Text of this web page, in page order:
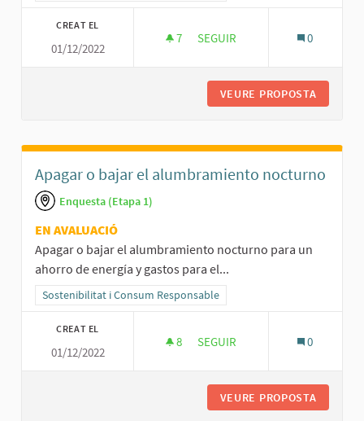
CREAT EL
01/12/2022
7 7 SEGUIDORES
SEGUIR 0
VEURE PROPOSTA
Apagar o bajar el alumbramiento nocturno
Enquesta (Etapa 1)
EN AVALUACIÓ
Apagar o bajar el alumbramiento nocturno para un
ahorro de energía y gastos para el...
Resultats al filtrar per la categoria: Sostenibilitat i Consum
Sostenibilitat i Consum Responsable
CREAT EL
01/12/2022
8 8 SEGUIDORES
SEGUIR 0
VEURE PROPOSTA